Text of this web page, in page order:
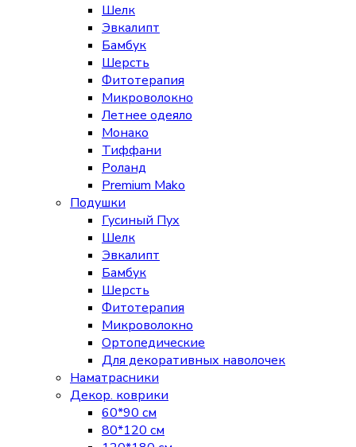
Шелк
Эвкалипт
Бамбук
Шерсть
Фитотерапия
Микроволокно
Летнее одеяло
Монако
Тиффани
Роланд
Premium Mako
Подушки
Гусиный Пух
Шелк
Эвкалипт
Бамбук
Шерсть
Фитотерапия
Микроволокно
Ортопедические
Для декоративных наволочек
Наматрасники
Декор. коврики
60*90 см
80*120 см